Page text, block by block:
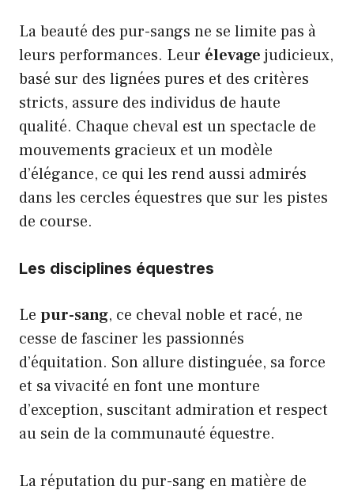
La beauté des pur-sangs ne se limite pas à
leurs performances. Leur élevagejudicieux,
basé sur des lignées pures et des critères
stricts, assure des individus de haute
qualité. Chaque cheval est un spectacle de
mouvements gracieux et un modèle
d’élégance, ce qui les rend aussi admirés
dans les cercles équestres que sur les pistes
de course.
Les disciplines équestres
Le pur-sang, ce cheval noble et racé, ne
cesse de fasciner les passionnés
d’équitation. Son allure distinguée, sa force
et sa vivacité en font une monture
d’exception, suscitant admiration et respect
au sein de la communauté équestre.
La réputation du pur-sang en matière de